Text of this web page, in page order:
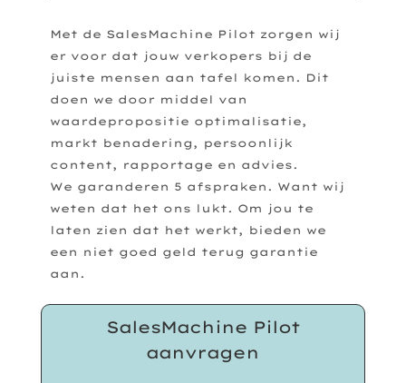
Met de SalesMachine Pilot zorgen wij
er voor dat jouw verkopers bij de
juiste mensen aan tafel komen. Dit
doen we door middel van
waardepropositie optimalisatie,
markt benadering, persoonlijk
content, rapportage en advies.
We garanderen 5 afspraken. Want wij
weten dat het ons lukt. Om jou te
laten zien dat het werkt, bieden we
een niet goed geld terug garantie
aan.
SalesMachine Pilot
aanvragen